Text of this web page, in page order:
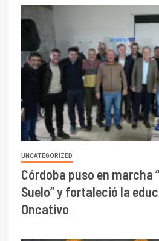
UNCATEGORIZED
Córdoba puso en marcha
Suelo” y fortaleció la
Oncativo